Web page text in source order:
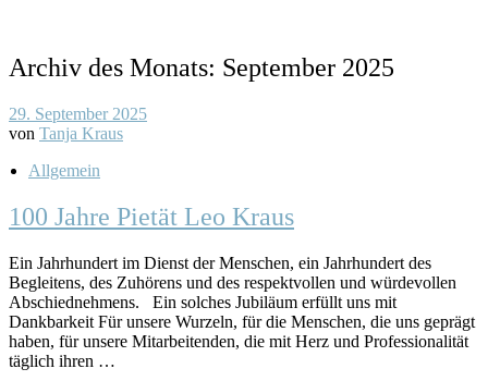
Archiv des Monats: September 2025
29. September 2025
von Tanja Kraus
Allgemein
100 Jahre Pietät Leo Kraus
Ein Jahrhundert im Dienst der Menschen, ein Jahrhundert des
Begleitens, des Zuhörens und des respektvollen und würdevollen
Abschiednehmens. Ein solches Jubiläum erfüllt uns mit
Dankbarkeit Für unsere Wurzeln, für die Menschen, die uns geprägt
haben, für unsere Mitarbeitenden, die mit Herz und Professionalität
täglich ihren …